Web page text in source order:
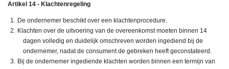
Artikel 14 - Klachtenregeling
De ondernemer beschikt over een klachtenprocedure.
Klachten over de uitvoering van de overeenkomst moeten binnen 14
dagen volledig en duidelijk omschreven worden ingediend bij de
ondernemer, nadat de consument de gebreken heeft geconstateerd.
Bij de ondernemer ingediende klachten worden binnen een termijn van